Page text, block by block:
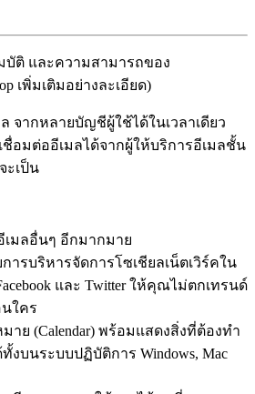
มบัติ และความสามารถของ
เพิ่มเติมอย่างละเอียด)
จากหลายบัญชีผู้ใช้ได้ในเวลาเดียว
ชื่อมต่ออีเมลได้จากผู้ให้บริการอีเมลชั้น
ะเป็น
เมลอื่นๆ อีกมากมาย
ารบริหารจัดการโซเชียลเน็ตเวิร์คใน
และ Twitter ให้คุณไม่ตกเทรนด์
ใคร
ย (Calendar) พร้อมแสดงสิ่งที่ต้องทำ
งบนระบบปฏิบัติการ Windows, Mac